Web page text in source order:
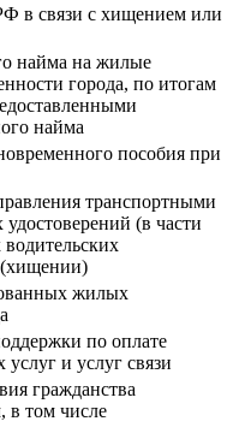
в связи с хищением или
найма на жилые
города, по итогам
найма
пособия при
транспортными
(в части
(хищении)
жилых
по оплате
и услуг связи
гражданства
в том числе